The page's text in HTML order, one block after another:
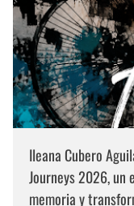
Ileana Cubero
Journeys 2026,
memoria y